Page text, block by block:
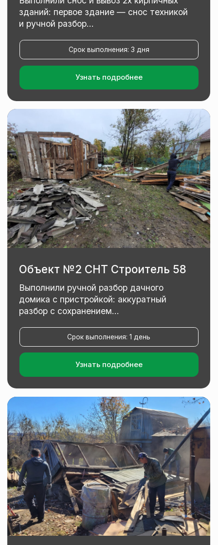
Срок выполнения: 1 день
Узнать подробнее
дачного домика: разбор с сохранением
Объект №3 п.Хехцир
Нагорная 17
Срок выполнения: 1 день
Узнать подробнее
Выполнили ручной разбор 2-х этажного
дома: разбор дома вручную, вывоз всего
мусора, работа выполняется...
Объект №4 п.Горького
СНТ Надежда-2